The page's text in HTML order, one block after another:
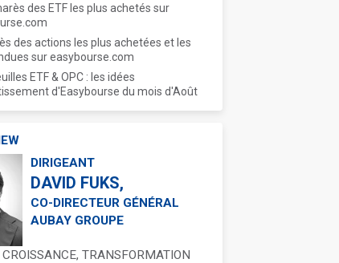
des ETF les plus achetés sur
des actions les plus achetées et les
sur easybourse.com
ETF & OPC : les idées
d'Easybourse du mois d'Août
DIRIGEANT
DAVID FUKS,
CO-DIRECTEUR GÉNÉRAL
AUBAY GROUPE
CROISSANCE, TRANSFORMATION